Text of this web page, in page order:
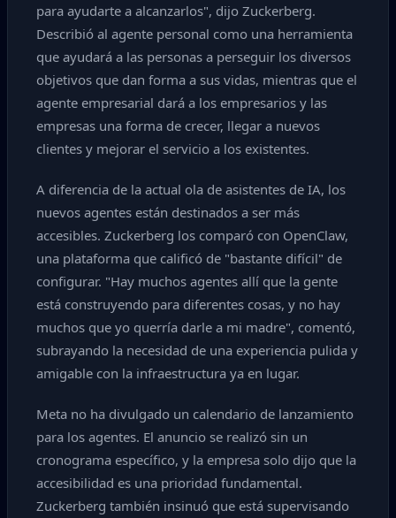
para ayudarte a alcanzarlos", dijo Zuckerberg.
Describió al agente personal como una herramienta
que ayudará a las personas a perseguir los diversos
objetivos que dan forma a sus vidas, mientras que el
agente empresarial dará a los empresarios y las
empresas una forma de crecer, llegar a nuevos
clientes y mejorar el servicio a los existentes.
A diferencia de la actual ola de asistentes de IA, los
nuevos agentes están destinados a ser más
accesibles. Zuckerberg los comparó con OpenClaw,
una plataforma que calificó de "bastante difícil" de
configurar. "Hay muchos agentes allí que la gente
está construyendo para diferentes cosas, y no hay
muchos que yo querría darle a mi madre", comentó,
subrayando la necesidad de una experiencia pulida y
amigable con la infraestructura ya en lugar.
Meta no ha divulgado un calendario de lanzamiento
para los agentes. El anuncio se realizó sin un
cronograma específico, y la empresa solo dijo que la
accesibilidad es una prioridad fundamental.
Zuckerberg también insinuó que está supervisando